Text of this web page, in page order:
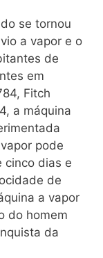
se tornou
a vapor e o
de
em
Fitch
a máquina
pode
cinco dias e
de
a vapor
do homem
da